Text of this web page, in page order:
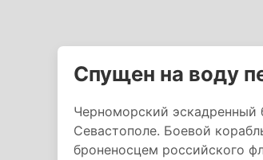
Спущен на воду
Черноморский эскадренный
Севастополе. Боевой
броненосцем российского